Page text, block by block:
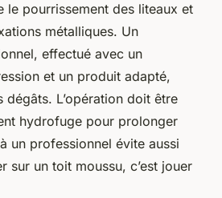
le pourrissement des liteaux et
métalliques. Un
effectué avec un
et un produit adapté,
dégâts. L’opération doit être
hydrofuge pour prolonger
un professionnel évite aussi
sur un toit moussu, c’est jouer